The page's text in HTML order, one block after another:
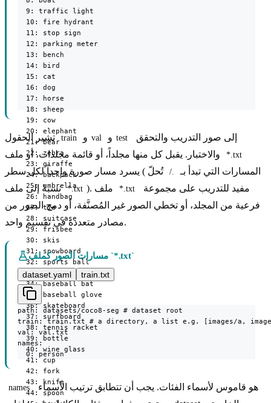
  9: traffic light
  10: fire hydrant
  11: stop sign
  12: parking meter
  13: bench
  14: bird
  15: cat
  16: dog
  17: horse
  18: sheep
  19: cow
  20: elephant
  21: bear
  22: zebra
  23: giraffe
  24: backpack
  25: umbrella
  26: handbag
  27: tie
  28: suitcase
  29: frisbee
  30: skis
  31: snowboard
  32: sports ball
  33: kite
  34: baseball bat
  35: baseball glove
  36: skateboard
  37: surfboard
  38: tennis racket
  39: bottle
  40: wine glass
  41: cup
  42: fork
  43: knife
  44: spoon
تشير الحقول train و val و test
*.txt
يسرد مسار صورة واحداً لكل سطر (المسارات التي تبدأ بـ ./ تُحلّ
نسبةً إلى ملف *.txt *.txt
فرعية من المجلد، أو تخطي الصور غير المُصنَّفة، أو دمج الصور من
مصادر متعددة في تقسيم واحد.
مسارات الصور كملف `*.txt`
dataset.yaml
train.txt
path: datasets/coco8-seg # dataset root
train: train.txt # a directory, a list e.g. [images/a,
val: val.txt
names:
  0: person
names هو قاموس لأسماء الفئات. يجب أن تتطابق ترتيب الأسماء